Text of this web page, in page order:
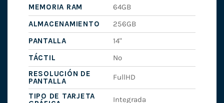
MEMORIA RAM
64GB
ALMACENAMIENTO
256GB
PANTALLA
14"
TÁCTIL
No
RESOLUCIÓN DE
PANTALLA
FullHD
TIPO DE TARJETA
Integrada